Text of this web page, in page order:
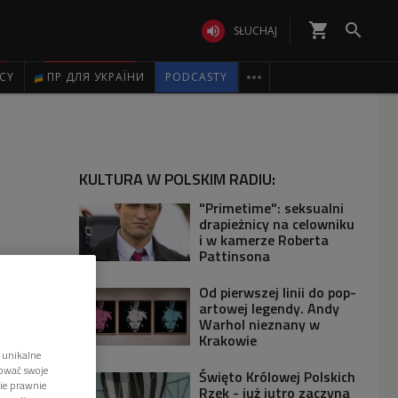
 SŁUCHAJ shopping_cart 
ПР ДЛЯ УКРАЇНИ PODCASTY 
KULTURA W POLSKIM RADIU:
"Primetime": seksualni
drapieżnicy na celowniku
i w kamerze Roberta
Pattinsona
Od pierwszej linii do pop-
artowej legendy. Andy
Warhol nieznany w
Krakowie
Święto Królowej Polskich
Rzek - już jutro zaczyna
swoje
prawnie